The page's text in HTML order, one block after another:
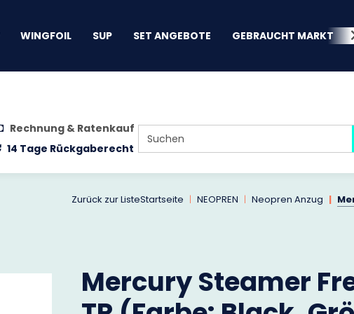
WINGFOIL SUP SET ANGEBOTE GEBRAUCHT MARKT
Rechnung & Ratenkauf
14 Tage Rückgaberecht
Zurück zur ListeStartseite NEOPREN Neopren Anzug
Mercury Steamer